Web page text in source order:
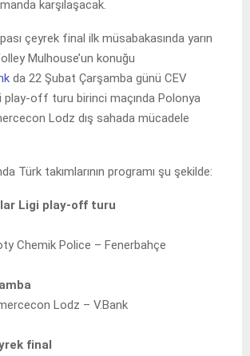
karşılaşacak.
çeyrek final ilk müsabakasında yarın
Mulhouse’un konuğu
da 22 Şubat Çarşamba günü CEV
play-off turu birinci maçında Polonya
Lodz dış sahada mücadele
Türk takımlarının programı şu şekilde:
Ligi play-off turu
Chemik Police – Fenerbahçe
Lodz – V.Bank
final